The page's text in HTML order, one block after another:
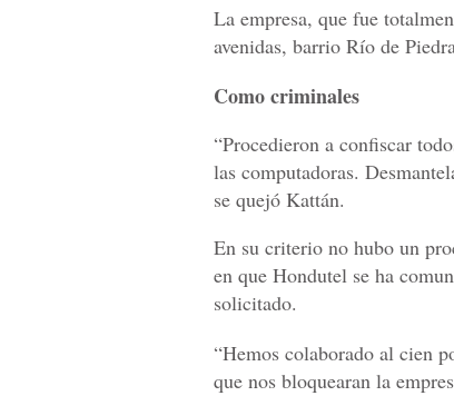
La empresa, que fue
avenidas, barrio Río de
Como criminales
“Procedieron a confiscar
las computadoras.
se quejó Kattán.
En su criterio no hubo un
en que Hondutel se ha
solicitado.
“Hemos colaborado al cien
que nos bloquearan la